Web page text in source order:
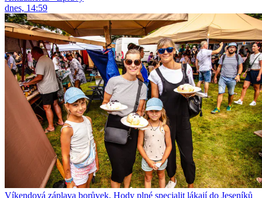
dnes, 14:59
Víkendová záplava borůvek. Hody plné specialit lákají do Jeseníků